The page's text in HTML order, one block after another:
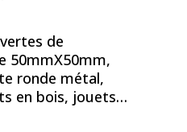
de
50mmX50mm,
ronde métal,
en bois, jouets…